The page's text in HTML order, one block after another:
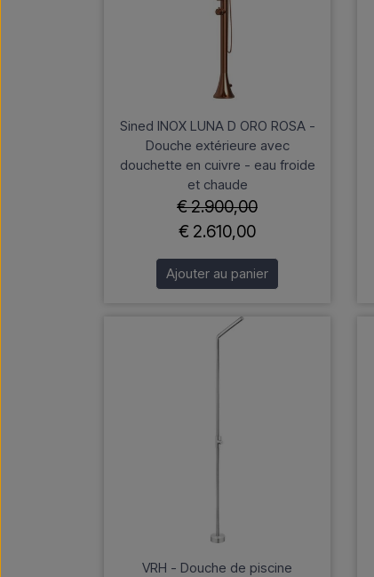
Sined INOX LUNA D ORO ROSA -
Douche extérieure avec
douchette en cuivre - eau froide
et chaude
€ 2.900,00
€ 2.610,00
Ajouter au panier
VRH - Douche de piscine